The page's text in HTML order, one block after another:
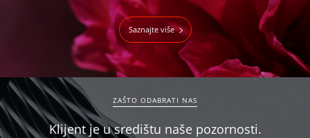
Saznajte više
ZAŠTO ODABRATI NAS
Klijent je u središtu naše pozornosti.